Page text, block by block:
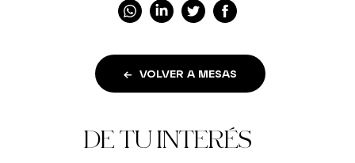
VOLVER A MESAS
DE TU INTERÉS